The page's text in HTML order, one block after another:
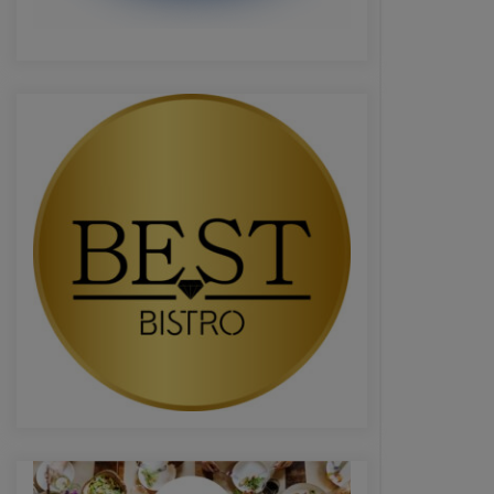
16 ianuarie 2026
Președintele Consiliului Județean
Prahova, Virgiliu Nanu, convoacă la
consultări liderii partidelor din